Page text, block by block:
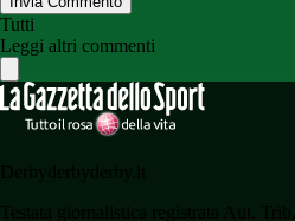
Tutti
Leggi altri commenti